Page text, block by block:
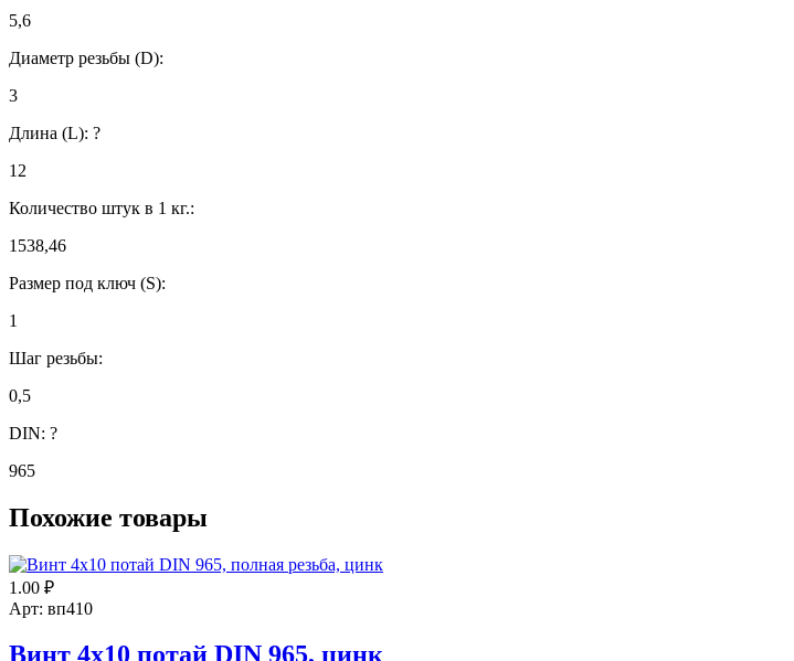
5,6
Диаметр резьбы (D):
3
Длина (L): ?
12
Количество штук в 1 кг.:
1538,46
Размер под ключ (S):
1
Шаг резьбы:
0,5
DIN: ?
965
Похожие товары
1.00 ₽
Арт: вп410
Винт 4х10 потай DIN 965, цинк